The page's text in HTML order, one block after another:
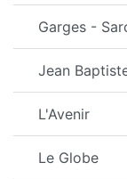
Garges -
Jean
L'Avenir
Le Globe